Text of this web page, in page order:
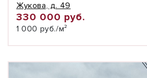
Жукова, д. 49
330 000 руб.
1 000 руб./м²